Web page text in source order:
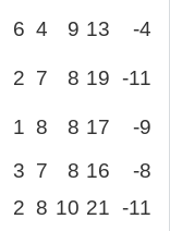
6 4 9 13 -4
2 7 8 19 -11
1 8 8 17
-9
3 7 8 16
-8
2 8 10 21 -11